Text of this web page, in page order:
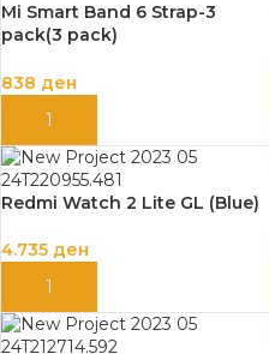
Mi Smart Band 6 Strap-3
pack(3 pack)
838 ден
ДОДАЈ ВО КОШНИЦА
Redmi Watch 2 Lite GL (Blue)
4.735 ден
ДОДАЈ ВО КОШНИЦА